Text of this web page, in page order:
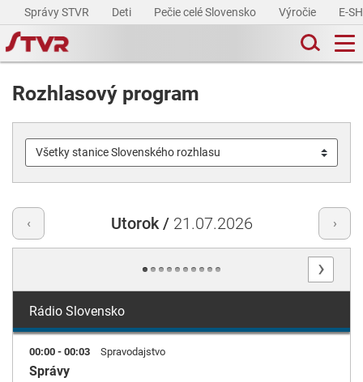
Správy STVR Deti Pečie celé Slovensko Výročie E-
Rozhlasový program
‹ Utorok / 21.07.2026 ›
›
Rádio Slovensko
00:00 - 00:03 Spravodajstvo
Správy